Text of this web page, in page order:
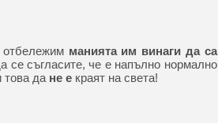
отбележим манията им винаги да са
се съгласите, че е напълно нормално
това дане екраят на света!